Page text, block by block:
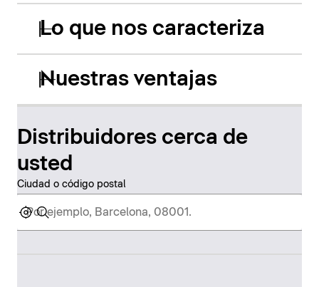
Lo que nos caracteriza
Nuestras ventajas
Distribuidores cerca de
usted
Ciudad o código postal